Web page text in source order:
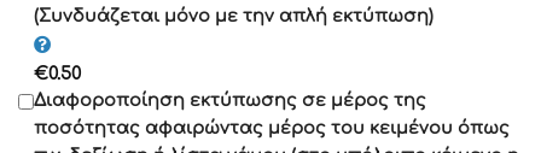
Γραμματοσειρά 14
Γραμματοσειρά 15
(Συνδυάζεται μόνο με την απλή εκτύπωση)
€0.50
Διαφοροποίηση εκτύπωσης σε μέρος της
ποσότητας αφαιρώντας μέρος του κειμένου όπως